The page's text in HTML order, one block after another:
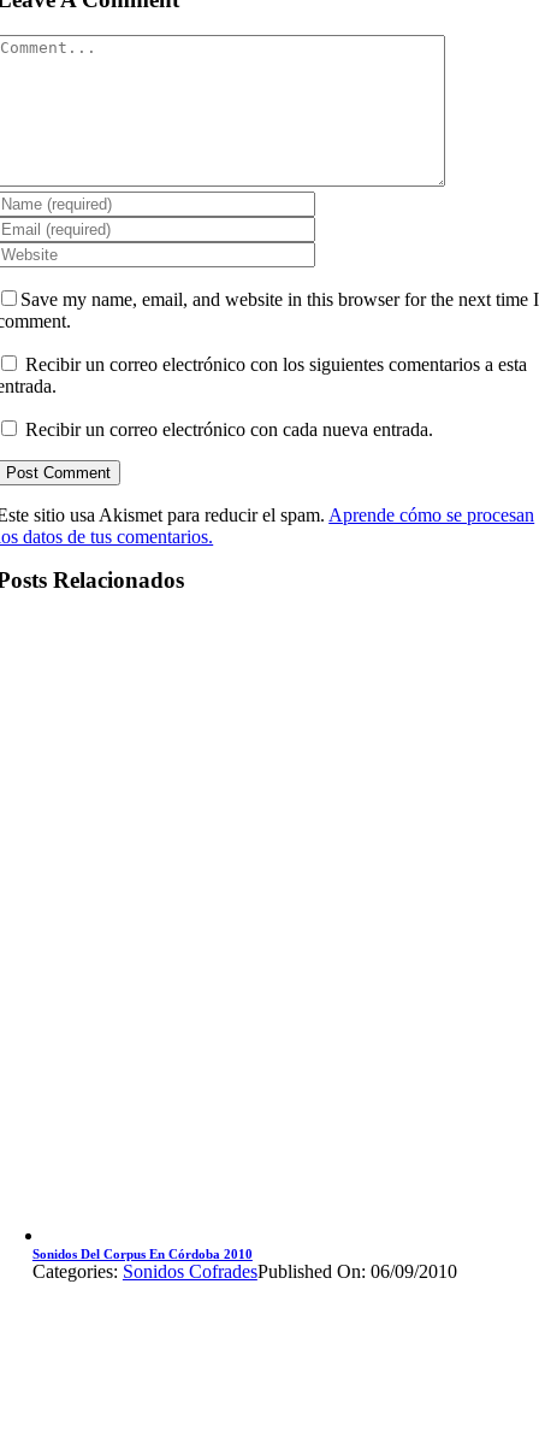
Save my name, email, and website in this browser for the next time I
Recibir un correo electrónico con los siguientes comentarios a esta
Recibir un correo electrónico con cada nueva entrada.
sitio usa Akismet para reducir el spam.Aprende cómo se procesan
datos de tus comentarios.
Relacionados
Sonidos Del Corpus En Córdoba 2010
Categories: Sonidos CofradesPublished On: 06/09/2010